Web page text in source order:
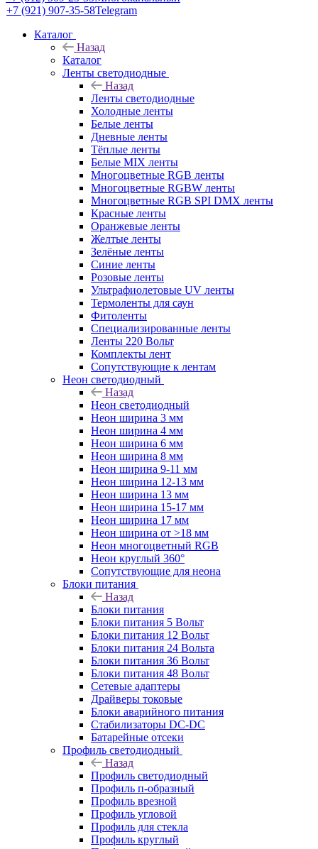
+7 (921) 907-35-58Telegram
Каталог
Назад
Каталог
Ленты светодиодные
Назад
Ленты светодиодные
Холодные ленты
Белые ленты
Дневные ленты
Тёплые ленты
Белые MIX ленты
Многоцветные RGB ленты
Многоцветные RGBW ленты
Многоцветные RGB SPI DMX ленты
Красные ленты
Оранжевые ленты
Желтые ленты
Зелёные ленты
Синие ленты
Розовые ленты
Ультрафиолетовые UV ленты
Термоленты для саун
Фитоленты
Специализированные ленты
Ленты 220 Вольт
Комплекты лент
Сопутствующие к лентам
Неон светодиодный
Назад
Неон светодиодный
Неон ширина 3 мм
Неон ширина 4 мм
Неон ширина 6 мм
Неон ширина 8 мм
Неон ширина 9-11 мм
Неон ширина 12-13 мм
Неон ширина 13 мм
Неон ширина 15-17 мм
Неон ширина 17 мм
Неон ширина от >18 мм
Неон многоцветный RGB
Неон круглый 360°
Сопутствующие для неона
Блоки питания
Назад
Блоки питания
Блоки питания 5 Вольт
Блоки питания 12 Вольт
Блоки питания 24 Вольта
Блоки питания 36 Вольт
Блоки питания 48 Вольт
Сетевые адаптеры
Драйверы токовые
Блоки аварийного питания
Стабилизаторы DC-DC
Батарейные отсеки
Профиль светодиодный
Назад
Профиль светодиодный
Профиль п-образный
Профиль врезной
Профиль угловой
Профиль для стекла
Профиль круглый